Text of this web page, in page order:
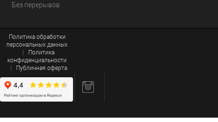
Без перерывов
Политика обработки
персональных данных
Политика
конфиденциальности
Публичная оферта